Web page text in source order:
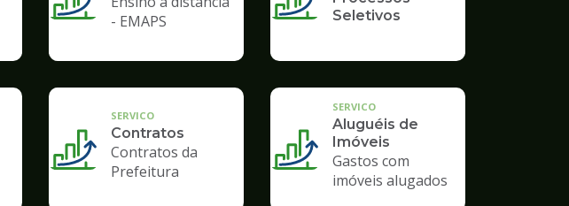
- EMAPS
Seletivos
SERVICO
Contratos
Contratos da
Prefeitura
SERVICO
Aluguéis de
Imóveis
Gastos com
imóveis alugados